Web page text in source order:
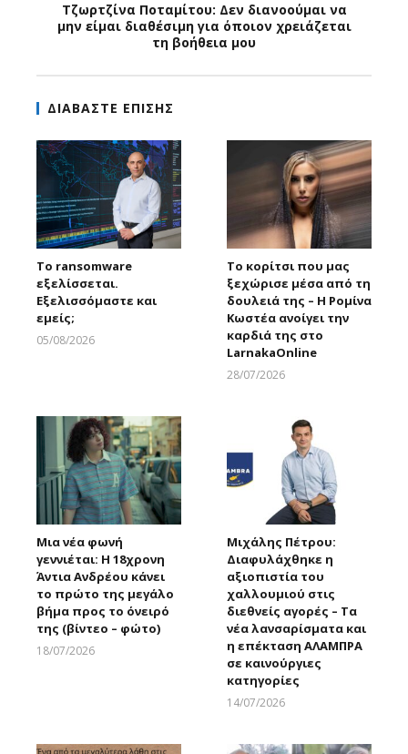
Τζωρτζίνα Ποταμίτου: Δεν διανοούμαι να
μην είμαι διαθέσιμη για όποιον χρειάζεται
τη βοήθεια μου
ΔΙΑΒΑΣΤΕ ΕΠΙΣΗΣ
Το ransomware
εξελίσσεται.
Εξελισσόμαστε και
εμείς;
05/08/2026
Το κορίτσι που μας
ξεχώρισε μέσα από τη
δουλειά της – Η Ρομίνα
Κωστέα ανοίγει την
καρδιά της στο
LarnakaOnline
28/07/2026
Μια νέα φωνή
γεννιέται: Η 18χρονη
Άντια Ανδρέου κάνει
το πρώτο της μεγάλο
βήμα προς το όνειρό
της (βίντεο – φώτο)
18/07/2026
Μιχάλης Πέτρου:
Διαφυλάχθηκε η
αξιοπιστία του
χαλλουμιού στις
διεθνείς αγορές – Τα
νέα λανσαρίσματα και
η επέκταση ΑΛΑΜΠΡΑ
σε καινούργιες
κατηγορίες
14/07/2026